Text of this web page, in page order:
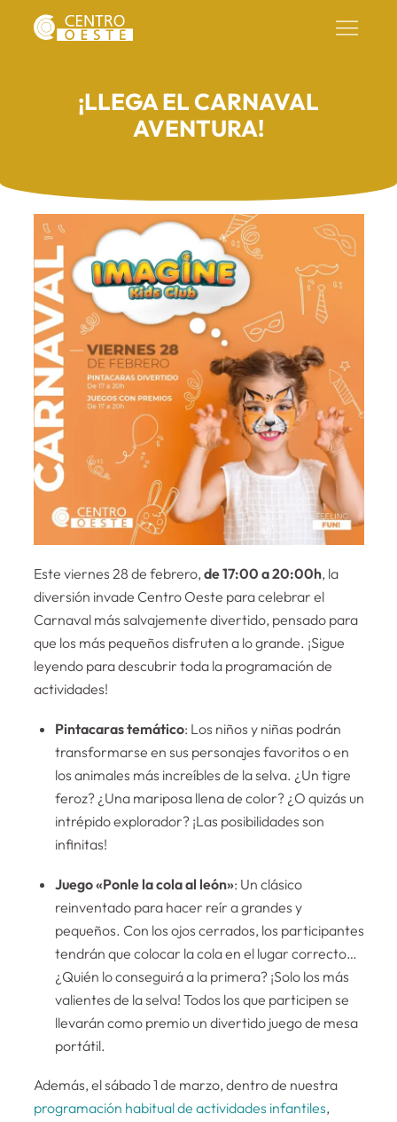
¡LLEGA EL CARNAVAL
AVENTURA!
Este viernes 28 de febrero,de 17:00 a 20:00h, la
diversión invade Centro Oeste para celebrar el
Carnaval más salvajemente divertido, pensado para
que los más pequeños disfruten a lo grande. ¡Sigue
leyendo para descubrir toda la programación de
actividades!
Pintacaras temático: Los niños y niñas podrán
transformarse en sus personajes favoritos o en
los animales más increíbles de la selva. ¿Un tigre
feroz? ¿Una mariposa llena de color? ¿O quizás un
intrépido explorador? ¡Las posibilidades son
infinitas!
Juego «Ponle la cola al león»: Un clásico
reinventado para hacer reír a grandes y
pequeños. Con los ojos cerrados, los participantes
tendrán que colocar la cola en el lugar correcto…
¿Quién lo conseguirá a la primera? ¡Solo los más
valientes de la selva! Todos los que participen se
llevarán como premio un divertido juego de mesa
portátil.
Además, el sábado 1 de marzo, dentro de nuestra
programación habitual de actividades infantiles,